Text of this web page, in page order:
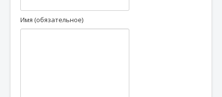
Имя (обязательное)